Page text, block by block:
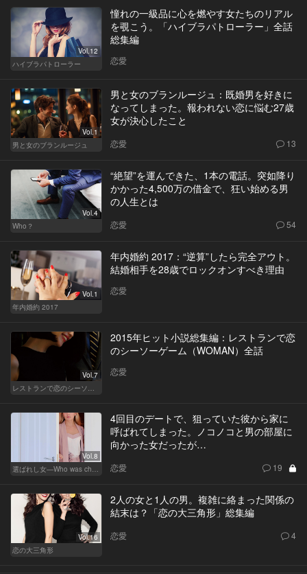
Vol.12
ハイブラパトローラー
憧れの一級品に心を燃やす女たちのリアル
を覗こう。「ハイブラパトローラー」全話
総集編
恋愛
Vol.1
男と女のブランルージュ
男と女のブランルージュ：既婚男を好きに
なってしまった。報われない恋に悩む27歳
女が決心したこと
恋愛 13
Vol.4
Who？
“絶望”を運んできた、1本の電話。突如降り
かかった4,500万の借金で、狂い始める男
の人生とは
恋愛 54
Vol.1
年内婚約 2017
年内婚約 2017：“逆算”したら完全アウト。
結婚相手を28歳でロックオンすべき理由
恋愛
Vol.7
レストランで恋のシーソーゲーム（WOMAN）
2015年ヒット小説総集編：レストランで恋
のシーソーゲーム（WOMAN）全話
恋愛
Vol.8
選ばれし女―Who was chosen？―
4回目のデートで、狙っていた彼から家に
呼ばれてしまった。ノコノコと男の部屋に
向かった女だったが…
恋愛 19
Vol.16
恋の大三角形
2人の女と1人の男。複雑に絡まった関係の
結末は？「恋の大三角形」総集編
恋愛 4